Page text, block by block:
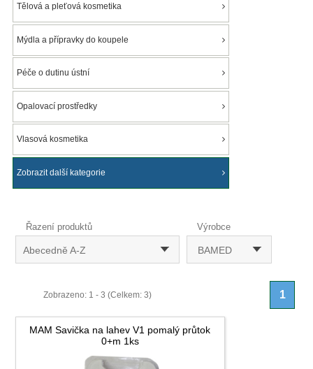
Tělová a pleťová kosmetika
Mýdla a přípravky do koupele
Péče o dutinu ústní
Opalovací prostředky
Vlasová kosmetika
Zobrazit další kategorie
Řazení produktů
Abecedně A-Z
Výrobce
BAMED
Zobrazeno: 1 - 3 (Celkem: 3) 1
MAM Savička na lahev V1 pomalý průtok
0+m 1ks